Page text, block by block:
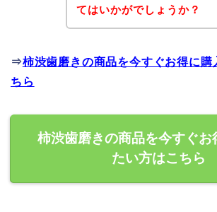
てはいかがでしょうか？
⇒柿渋歯磨きの商品を今すぐお得に購
ちら
柿渋歯磨きの商品を今すぐお
たい方はこちら